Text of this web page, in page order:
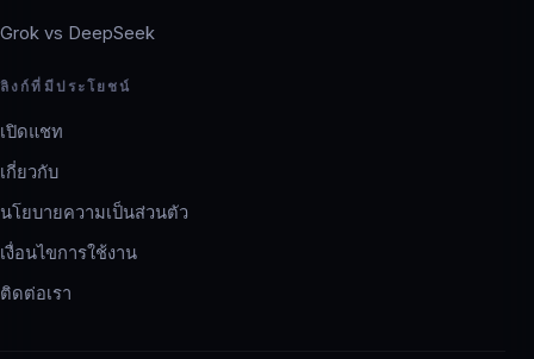
Grok vs DeepSeek
ลิงก์ที่มีประโยชน์
เปิดแชท
เกี่ยวกับ
นโยบายความเป็นส่วนตัว
เงื่อนไขการใช้งาน
ติดต่อเรา